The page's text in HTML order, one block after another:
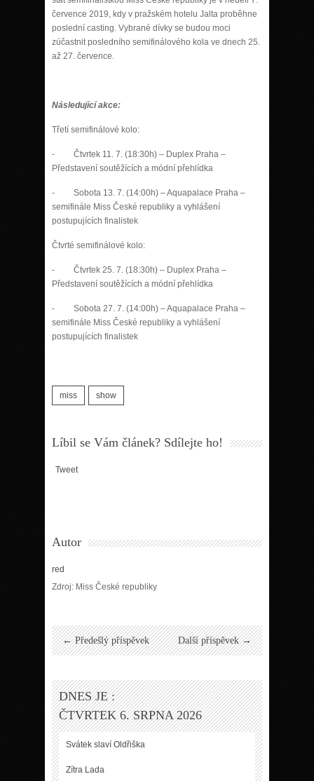
července 2019, kdy v pražském hotelu Jalta proběhne
poslední casting. Vybrané dívky se budou moci
zúčastnit posledního semifinálového kola ve dnech 25.
až 27. července.
Následující akce:
Třetí semifinálové kolo:
- Čtvrtek 11. 7. (18:30h) – Duplex Praha –
Představení soutěžících a módní přehlídka
- Sobota 13. 7. (14:00h) – Aquapalace Praha –
semifinále Miss České republiky a vyhlášení
postupujících finalistek
Čtvrté semifinálové kolo:
- Čtvrtek 25. 7. (18:30h) – Duplex Praha –
Představení soutěžících a módní přehlídka
- Sobota 27. 7. (14:00h) – Aquapalace Praha –
semifinále Miss České republiky a vyhlášení
postupujících finalistek
miss show
Líbil se Vám článek? Sdílejte ho!
Tweet
Autor
red
Zdroj: Miss České republiky
← Předešlý příspěvek Další příspěvek →
DNES JE :
ČTVRTEK 6. SRPNA 2026
Svátek slaví Oldřiška
Zítra Lada